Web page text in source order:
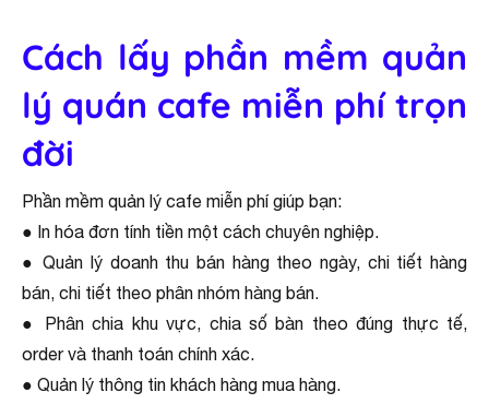
Cách lấy phần mềm quản
lý quán cafe miễn phí trọn
đời
Phần mềm quản lý cafe miễn phí giúp bạn:
● In hóa đơn tính tiền một cách chuyên nghiệp.
● Quản lý doanh thu bán hàng theo ngày, chi tiết hàng
bán, chi tiết theo phân nhóm hàng bán.
● Phân chia khu vực, chia số bàn theo đúng thực tế,
order và thanh toán chính xác.
● Quản lý thông tin khách hàng mua hàng.